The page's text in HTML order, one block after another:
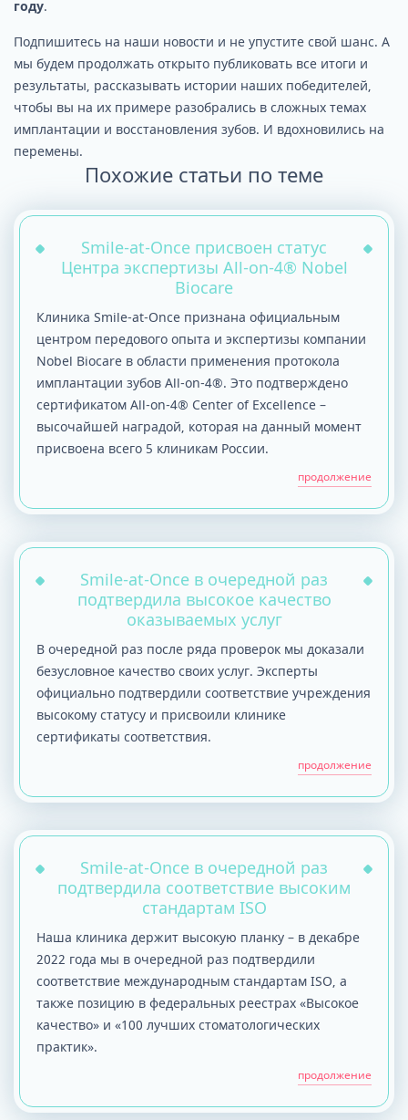
году.
Подпишитесь на наши новости и не упустите свой шанс. А
мы будем продолжать открыто публиковать все итоги и
результаты, рассказывать истории наших победителей,
чтобы вы на их примере разобрались в сложных темах
имплантации и восстановления зубов. И вдохновились на
перемены.
Похожие статьи по теме
Smile-at-Once присвоен статус
Центра экспертизы All-on-4® Nobel
Biocare
Клиника Smile-at-Once признана официальным
центром передового опыта и экспертизы компании
Nobel Biocare в области применения протокола
имплантации зубов All-on-4®. Это подтверждено
сертификатом All-on-4® Center of Excellence –
высочайшей наградой, которая на данный момент
присвоена всего 5 клиникам России.
продолжение
Smile-at-Once в очередной раз
подтвердила высокое качество
оказываемых услуг
В очередной раз после ряда проверок мы доказали
безусловное качество своих услуг. Эксперты
официально подтвердили соответствие учреждения
высокому статусу и присвоили клинике
сертификаты соответствия.
продолжение
Smile-at-Once в очередной раз
подтвердила соответствие высоким
стандартам ISO
Наша клиника держит высокую планку – в декабре
2022 года мы в очередной раз подтвердили
соответствие международным стандартам ISO, а
также позицию в федеральных реестрах «Высокое
качество» и «100 лучших стоматологических
практик».
продолжение